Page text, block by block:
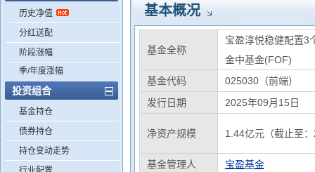
历史净值
分红送配
阶段涨幅
季/年度涨幅
投资组合
基金持仓
债券持仓
持仓变动走势
基本概况
基金全称
宝盈淳悦稳健配置3
金中基金(FOF)
基金代码
025030（前端）
发行日期
2025年09月15日
净资产规模 1.44亿元（截止至
基金管理人
宝盈基金